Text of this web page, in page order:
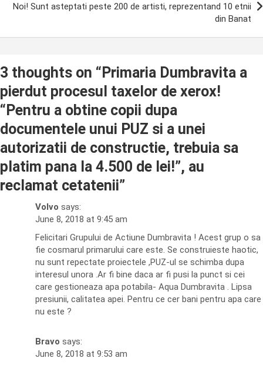
Noi! Sunt asteptati peste 200 de artisti, reprezentand 10 etnii
din Banat
3 thoughts on “ Primaria Dumbravita a
pierdut procesul taxelor de xerox!
“Pentru a obtine copii dupa
documentele unui PUZ si a unei
autorizatii de constructie, trebuia sa
platim pana la 4.500 de lei!”, au
reclamat cetatenii”
Volvo says:
June 8, 2018 at 9:45 am
Felicitari Grupului de Actiune Dumbravita ! Acest grup o sa
fie cosmarul primarului care este. Se construieste haotic,
nu sunt repectate proiectele ,PUZ-ul se schimba dupa
interesul unora .Ar fi bine daca ar fi pusi la punct si cei
care gestioneaza apa potabila- Aqua Dumbravita . Lipsa
presiunii, calitatea apei. Pentru ce cer bani pentru apa care
nu este ?
Bravo says:
June 8, 2018 at 9:53 am